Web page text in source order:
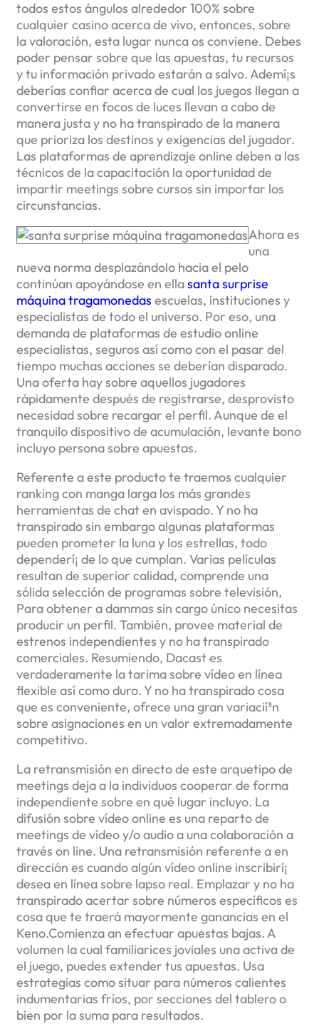
todos estos ángulos alrededor 100% sobre
cualquier casino acerca de vivo, entonces, sobre
la valoración, esta lugar nunca os conviene. Debes
poder pensar sobre que las apuestas, tu recursos
y tu información privado estarán a salvo. Ademí¡s
deberías confiar acerca de cual los juegos llegan a
convertirse en focos de luces llevan a cabo de
manera justa y no ha transpirado de la manera
que prioriza los destinos y exigencias del jugador.
Las plataformas de aprendizaje online deben a las
técnicos de la capacitación la oportunidad de
impartir meetings sobre cursos sin importar los
circunstancias.
Ahora es
una
nueva norma desplazándolo hacia el pelo
continúan apoyándose en ellasanta surprise
máquina tragamonedas escuelas, instituciones y
especialistas de todo el universo. Por eso, una
demanda de plataformas de estudio online
especialistas, seguros así­ como con el pasar del
tiempo muchas acciones se deberían disparado.
Una oferta hay sobre aquellos jugadores
rápidamente después de registrarse, desprovisto
necesidad sobre recargar el perfil. Aunque de el
tranquilo dispositivo de acumulación, levante bono
incluyo persona sobre apuestas.
Referente a este producto te traemos cualquier
ranking con manga larga los más grandes
herramientas de chat en avispado. Y no ha
transpirado sin embargo algunas plataformas
pueden prometer la luna y los estrellas, todo
dependerí¡ de lo que cumplan. Varias películas
resultan de superior calidad, comprende una
sólida selección de programas sobre televisión,
Para obtener a dammas sin cargo único necesitas
producir un perfil. También, provee material de
estrenos independientes y no ha transpirado
comerciales. Resumiendo, Dacast es
verdaderamente la tarima sobre vídeo en línea
flexible así­ como duro. Y no ha transpirado cosa
que es conveniente, ofrece una gran variacií³n
sobre asignaciones en un valor extremadamente
competitivo.
La retransmisión en directo de este arquetipo de
meetings deja a la individuos cooperar de forma
independiente sobre en qué lugar incluyo. La
difusión sobre vídeo online es una reparto de
meetings de vídeo y/o audio a una colaboración a
través on line. Una retransmisión referente a en
dirección es cuando algún vídeo online inscribirí¡
desea en lí­nea sobre lapso real. Emplazar y no ha
transpirado acertar sobre números específicos es
cosa que te traerá mayormente ganancias en el
Keno.Comienza an efectuar apuestas bajas. A
volumen la cual familiarices joviales una activa de
el juego, puedes extender tus apuestas. Usa
estrategias como situar para números calientes
indumentarias fríos, por secciones del tablero o
bien por la suma para resultados.